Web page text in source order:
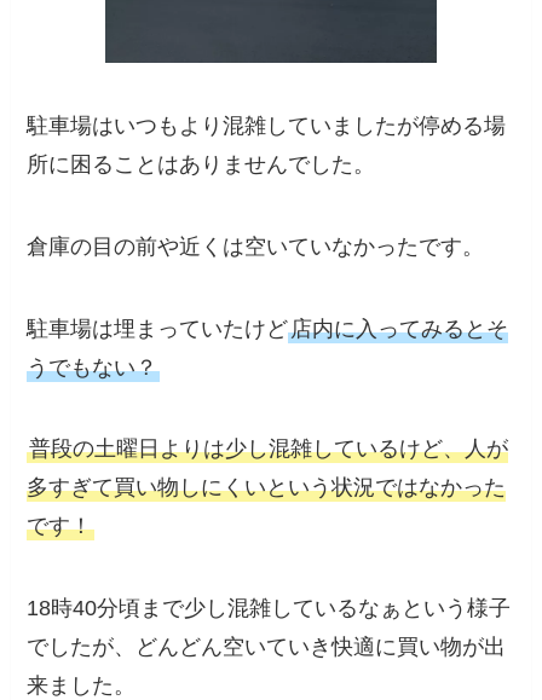
駐車場はいつもより混雑していましたが停める場
所に困ることはありませんでした。
倉庫の目の前や近くは空いていなかったです。
駐車場は埋まっていたけど店内に入ってみるとそ
うでもない？
普段の土曜日よりは少し混雑しているけど、人が
多すぎて買い物しにくいという状況ではなかった
です！
18時40分頃まで少し混雑しているなぁという様子
でしたが、どんどん空いていき快適に買い物が出
来ました。